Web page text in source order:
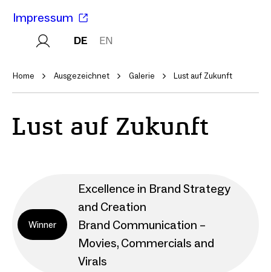
Impressum
DE EN
Home Ausgezeichnet Galerie Lust auf Zukunft
Lust auf Zukunft
Winner
Excellence in Brand Strategy
and Creation
Brand Communication –
Movies, Commercials and
Virals